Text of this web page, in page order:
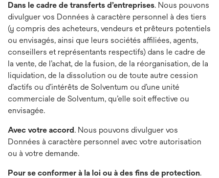
Dans le cadre de transferts d’entreprises. Nous pouvons
divulguer vos Données à caractère personnel à des tiers
(y compris des acheteurs, vendeurs et prêteurs potentiels
ou envisagés, ainsi que leurs sociétés affiliées, agents,
conseillers et représentants respectifs) dans le cadre de
la vente, de l’achat, de la fusion, de la réorganisation, de la
liquidation, de la dissolution ou de toute autre cession
d’actifs ou d’intérêts de Solventum ou d’une unité
commerciale de Solventum, qu’elle soit effective ou
envisagée.
Avec votre accord. Nous pouvons divulguer vos
Données à caractère personnel avec votre autorisation
ou à votre demande.
Pour se conformer à la loi ou à des fins de protection.